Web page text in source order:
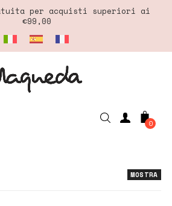
per acquisti superiori ai
€99,00
0
MOSTRA